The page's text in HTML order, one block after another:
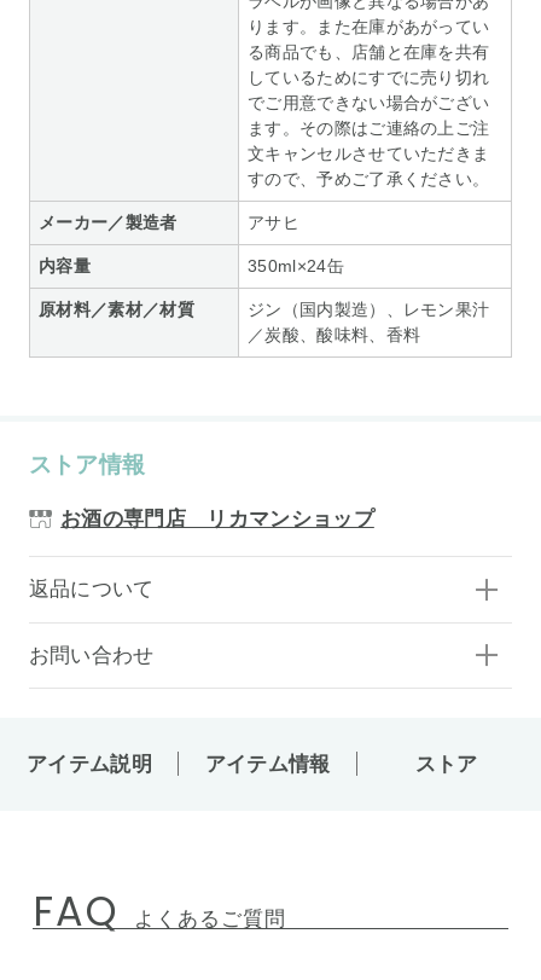
ります。また在庫があがってい
る商品でも、店舗と在庫を共有
しているためにすでに売り切れ
でご用意できない場合がござい
ます。その際はご連絡の上ご注
文キャンセルさせていただきま
すので、予めご了承ください。
メーカー／製造者 アサヒ
内容量 350ml×24缶
原材料／素材／材質
ジン（国内製造）、レモン果汁
／炭酸、酸味料、香料
ストア情報
お酒の専門店 リカマンショップ
返品について
お問い合わせ
アイテム説明 アイテム情報 ストア
FAQ よくあるご質問